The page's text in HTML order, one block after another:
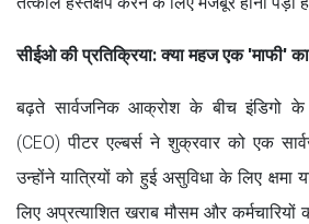
सीईओ की प्रतिक्रिया: क्या महज एक 'माफी'
बढ़ते सार्वजनिक आक्रोश के बीच इंडिगो के
(CEO) पीटर एल्बर्स ने शुक्रवार को एक
उन्होंने यात्रियों को हुई असुविधा के लिए
लिए अप्रत्याशित खराब मौसम और